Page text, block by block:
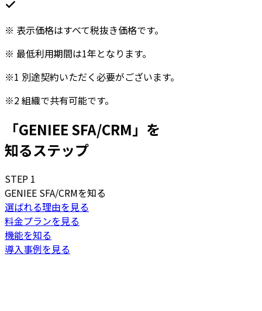
※ 表示価格はすべて税抜き価格です。
※ 最低利用期間は1年となります。
※1 別途契約いただく必要がございます。
※2組織で共有可能です。
「GENIEE SFA/CRM」を
知るステップ
STEP 1
GENIEE SFA/CRMを知る
選ばれる理由を見る
料金プランを見る
機能を知る
導入事例を見る